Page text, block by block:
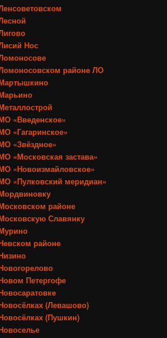
Нос
районе ЛО
«Введенское»
«Гагаринское»
«Звёздное»
«Московская застава»
«Новоизмайловское»
«Пулковский меридиан»
районе
Славянку
районе
Петергофе
(Левашово)
(Пушкин)